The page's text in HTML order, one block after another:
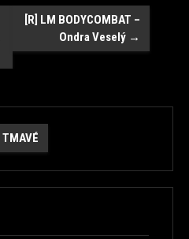
[R] LM BODYCOMBAT –
Ondra Veselý →
TMAVÉ